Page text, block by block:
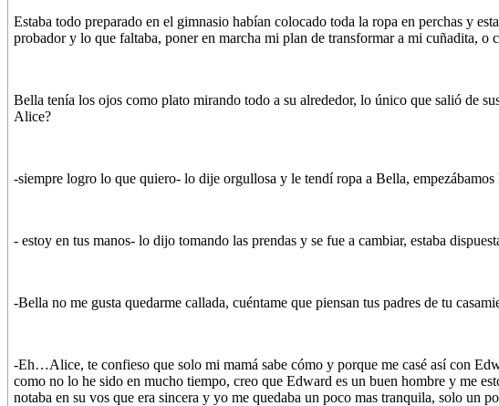
Estaba todo preparado en el gimnasio habían colocado toda la ropa en perchas y
probador y lo que faltaba, poner en marcha mi plan de transformar a mi cuñadita, o
Bella tenía los ojos como plato mirando todo a su alrededor, lo único que salió de
Alice?
-siempre logro lo que quiero- lo dije orgullosa y le tendí ropa a Bella,
- estoy en tus manos- lo dijo tomando las prendas y se fue a cambiar, estaba
-Bella no me gusta quedarme callada, cuéntame que piensan tus padres de tu
-Eh…Alice, te confieso que solo mi mamá sabe cómo y porque me casé así con
como no lo he sido en mucho tiempo, creo que Edward es un buen hombre y me
notaba en su vos que era sincera y yo me quedaba un poco mas tranquila, solo un